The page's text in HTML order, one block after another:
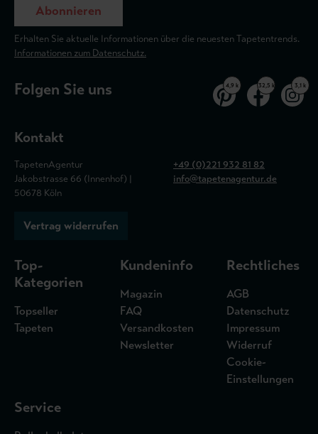
Abonnieren
Erhalten Sie aktuelle Informationen über die neuesten Tapetentrends.
Informationen zum Datenschutz.
Folgen Sie uns 4,9 k 32,5 k 3,1 k
Kontakt
TapetenAgentur
Jakobstrasse 66 (Innenhof) |
50678 Köln
+49 (0)221 932 81 82
info@tapetenagentur.de
Vertrag widerrufen
Top-
Kategorien
Topseller
Tapeten
Kundeninfo
Magazin
FAQ
Versandkosten
Newsletter
Rechtliches
AGB
Datenschutz
Impressum
Widerruf
Cookie-
Einstellungen
Service